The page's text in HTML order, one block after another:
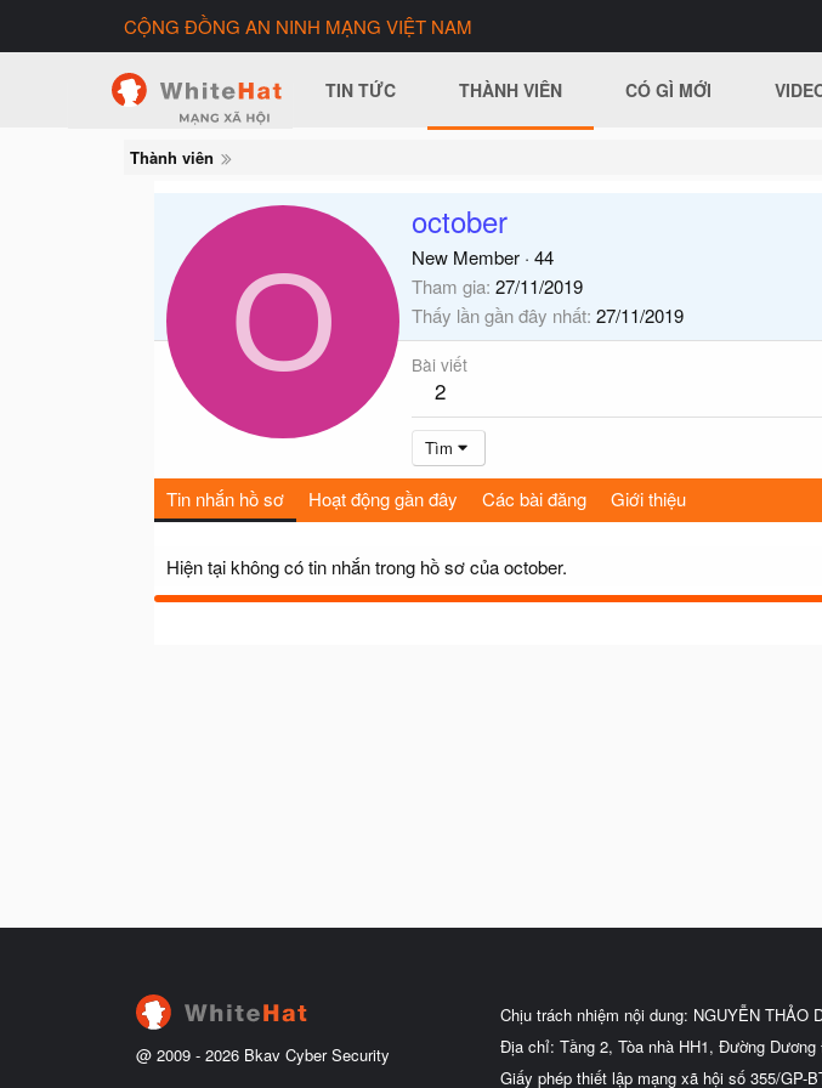
CỘNG ĐỒNG AN NINH MẠNG VIỆT NAM
TIN TỨC THÀNH VIÊN CÓ GÌ MỚI
Thành viên
O
october
New Member · 44
Tham gia 27/11/2019
Thấy lần gần đây nhất 27/11/2019
Bài viết
2
Tìm
Tin nhắn hồ sơ Hoạt động gần đây Các bài đăng Giới thiệu
Hiện tại không có tin nhắn trong hồ sơ của october.
@ 2009 - 2026 Bkav Cyber Security
Chịu trách nhiệm nội dung: NGUYỄN THẢO
Địa chỉ: Tầng 2, Tòa nhà HH1, Đường
Giấy phép thiết lập mạng xã hội số 355/GP-